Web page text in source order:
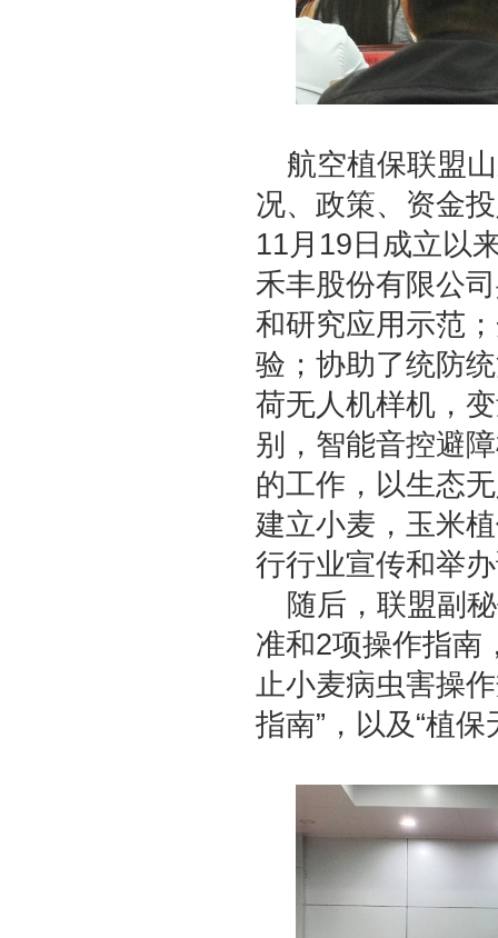
航空植保联盟
况、政策、资金
11月19日成立以
禾丰股份有限公
和研究应用示范
验；协助了统防
荷无人机样机，
别，智能音控避
的工作，以生态
建立小麦，玉米
行行业宣传和举
随后，联盟副
准和2项操作指南
止小麦病虫害操
指南”，以及“植